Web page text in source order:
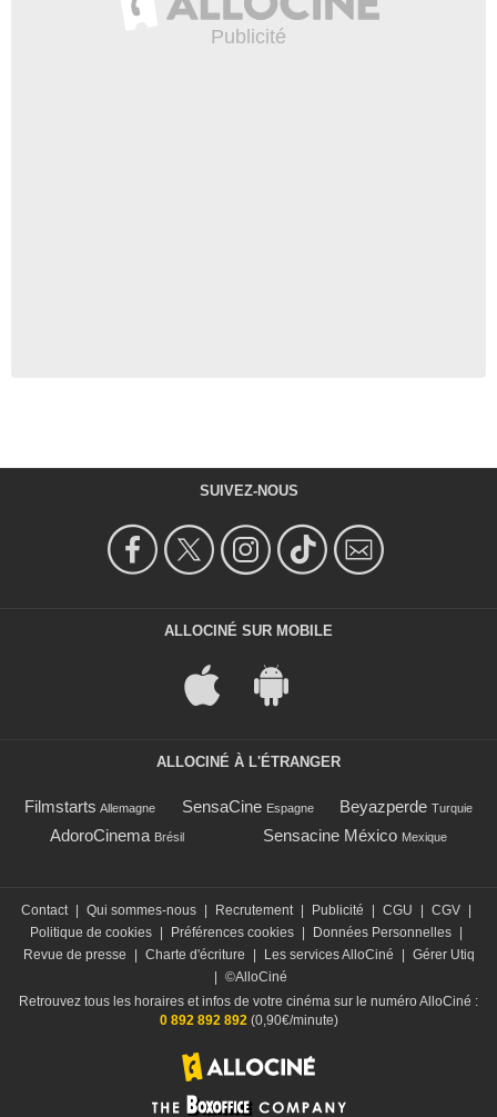
SUIVEZ-NOUS
ALLOCINÉ SUR MOBILE
ALLOCINÉ À L'ÉTRANGER
Filmstarts Allemagne SensaCine Espagne Beyazperde Turquie
AdoroCinema Brésil Sensacine México Mexique
Contact | Qui sommes-nous | Recrutement | Publicité | CGU | CGV |
Politique de cookies | Préférences cookies | Données Personnelles |
Revue de presse
| Charte d'écriture | Les services AlloCiné | Gérer Utiq
| ©AlloCiné
Retrouvez tous les horaires et infos de votre cinéma sur le numéro AlloCiné :
0 892 892 892(0,90€/minute)